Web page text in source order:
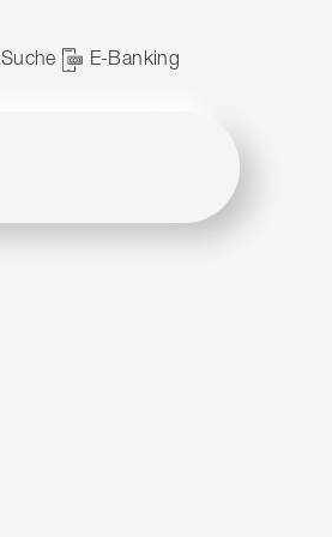
Suche E-Banking